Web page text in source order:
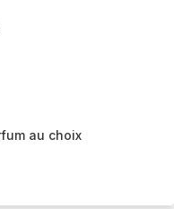
au choix